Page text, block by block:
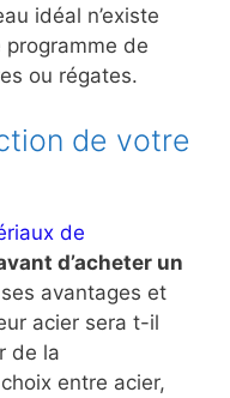
idéal n’existe
de
ou régates.
de votre
de
d’acheter un
avantages et
acier sera t-il
de la
entre acier,